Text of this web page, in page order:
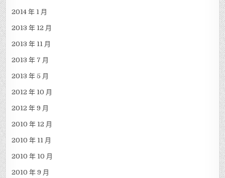
2014 年 1 月
2013 年 12 月
2013 年 11 月
2013 年 7 月
2013 年 5 月
2012 年 10 月
2012 年 9 月
2010 年 12 月
2010 年 11 月
2010 年 10 月
2010 年 9 月